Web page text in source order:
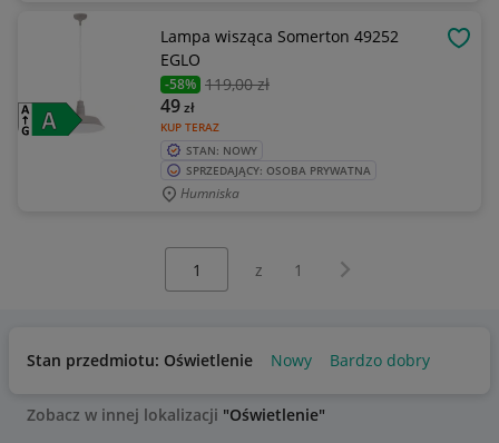
Lampa wisząca Somerton 49252
EGLO
-58% 119,00 zł
KUP TERAZ
49zł
STAN: NOWY
SPRZEDAJĄCY: OSOBA PRYWATNA
Humniska
z 1 Następna strona
Stan przedmiotu: Oświetlenie Nowy Bardzo dobry
Zobacz w innej lokalizacji "Oświetlenie"